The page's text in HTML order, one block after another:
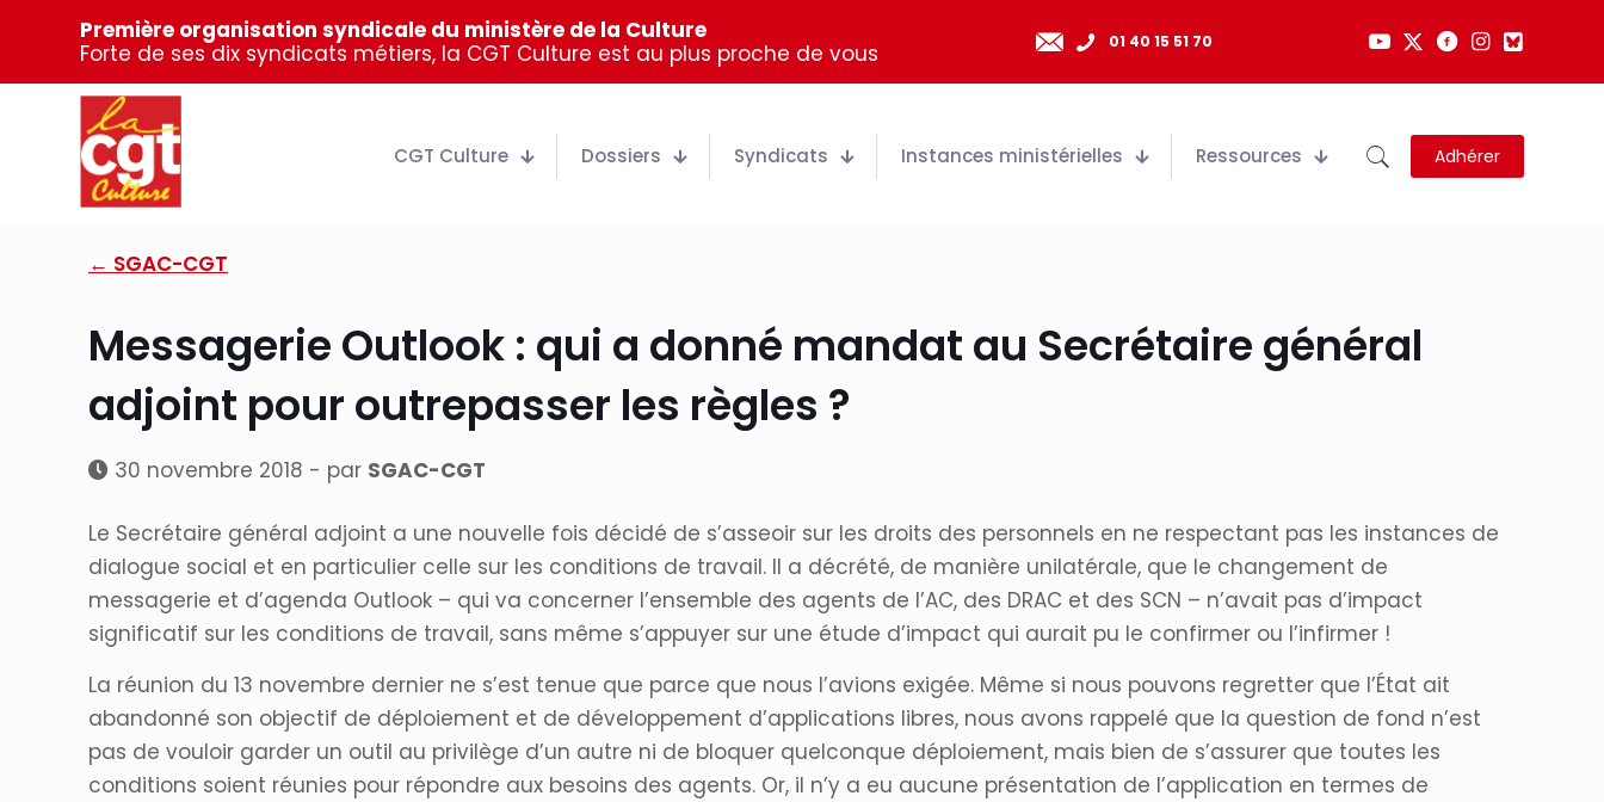
Première organisation syndicale du ministère de la Culture
Forte de ses dix syndicats métiers, la CGT Culture est au plus proche de vous
01 40 15 51 70
CGT Culture Dossiers Syndicats Instances ministérielles Ressources Adhérer
← SGAC-CGT
Messagerie Outlook : qui a donné mandat au Secrétaire général
adjoint pour outrepasser les règles ?
30 novembre 2018 - par SGAC-CGT
Le Secrétaire général adjoint a une nouvelle fois décidé de s’asseoir sur les droits des personnels en ne respectant pas les instances de
dialogue social et en particulier celle sur les conditions de travail. Il a décrété, de manière unilatérale, que le changement de
messagerie et d’agenda Outlook – qui va concerner l’ensemble des agents de l’AC, des DRAC et des SCN – n’avait pas d’impact
significatif sur les conditions de travail, sans même s’appuyer sur une étude d’impact qui aurait pu le confirmer ou l’infirmer !
La réunion du 13 novembre dernier ne s’est tenue que parce que nous l’avions exigée. Même si nous pouvons regretter que l’État ait
abandonné son objectif de déploiement et de développement d’applications libres, nous avons rappelé que la question de fond n’est
pas de vouloir garder un outil au privilège d’un autre ni de bloquer quelconque déploiement, mais bien de s’assurer que toutes les
conditions soient réunies pour répondre aux besoins des agents. Or, il n’y a eu aucune présentation de l’application en termes de